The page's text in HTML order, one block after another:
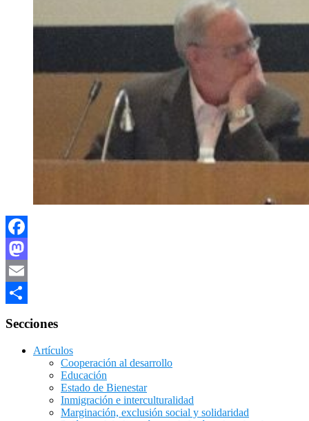
Facebook
Mastodon
Email
Secciones
Artículos
Cooperación al desarrollo
Educación
Estado de Bienestar
Inmigración e interculturalidad
Marginación, exclusión social y solidaridad